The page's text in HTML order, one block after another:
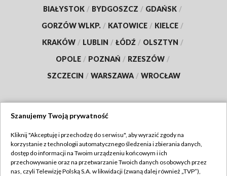
BIAŁYSTOK / BYDGOSZCZ / GDAŃSK /
GORZÓW WLKP. / KATOWICE / KIELCE /
KRAKÓW / LUBLIN / ŁÓDŹ / OLSZTYN /
OPOLE / POZNAŃ / RZESZÓW /
SZCZECIN / WARSZAWA / WROCŁAW
TVP
Abonament TVP
Regulamin TVP
Szanujemy Twoją prywatność
Kliknij "Akceptuję i przechodzę do serwisu", aby wyrazić zgody na
korzystanie z technologii automatycznego śledzenia i zbierania danych,
dostęp do informacji na Twoim urządzeniu końcowym i ich
przechowywanie oraz na przetwarzanie Twoich danych osobowych przez
nas, czyli Telewizję Polską S.A. w likwidacji (zwaną dalej również „TVP”),